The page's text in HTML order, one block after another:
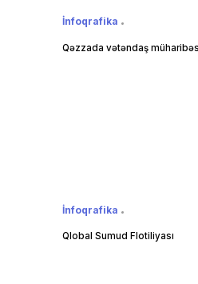
İnfoqrafika
Qəzzada vətəndaş
İnfoqrafika
Qlobal Sumud Flotiliyası